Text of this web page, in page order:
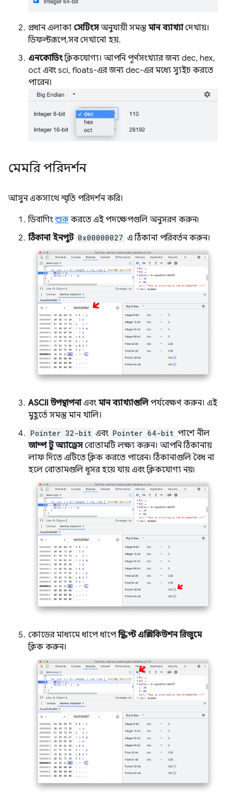
প্রধান এলাকা সেটিংসঅনুযায়ী সমস্তমান ব্যাখ্যাদেখায়।
ডিফল্টরূপে, সব দেখানো হয়.
এনকোডিংক্লিকযোগ্য। আপনি পূর্ণসংখ্যার জন্য dec, hex,
oct এবং sci, floats-এর জন্য dec-এর মধ্যে স্যুইচ করতে
পারেন।
মেমরি পরিদর্শন
আসুন একসাথে স্মৃতি পরিদর্শন করি।
ডিবাগিং শুরু করতে এই পদক্ষেপগুলি অনুসরণ করুন৷
ঠিকানা ইনপুট 0x00000027 এ ঠিকানা পরিবর্তন করুন।
ASCII উপস্থাপনাএবং মান ব্যাখ্যাগুলিপর্যবেক্ষণ করুন। এই
মুহূর্তে সমস্ত মান খালি।
Pointer 32-bit এবং Pointer 64-bit পাশে নীল
জাম্প টু অ্যাড্রেসবোতামটি লক্ষ্য করুন। আপনি ঠিকানায়
লাফ দিতে এটিতে ক্লিক করতে পারেন। ঠিকানাগুলি বৈধ না
হলে বোতামগুলি ধূসর হয়ে যায় এবং ক্লিকযোগ্য নয়৷
কোডের মাধ্যমে ধাপে ধাপেস্ক্রিপ্ট এক্সিকিউশন রিজুমে
ক্লিক করুন।